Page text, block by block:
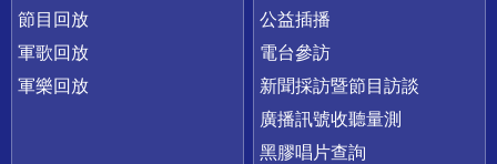
節目回放
軍歌回放
軍樂回放
公益插播
電台參訪
新聞採訪暨節目訪談
廣播訊號收聽量測
黑膠唱片查詢